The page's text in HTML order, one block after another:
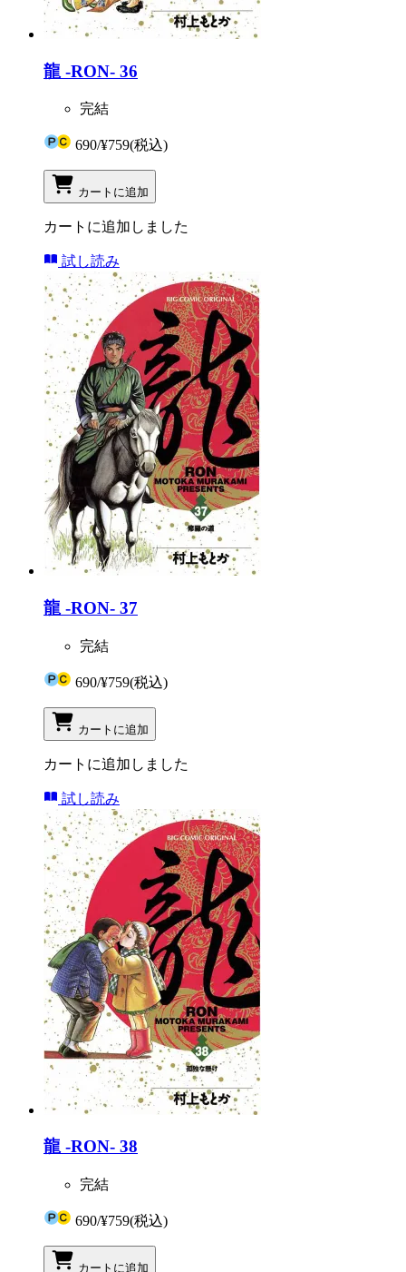
龍 -RON- 36
完結
690/¥759(税込)
カートに追加
カートに追加しました
試し読み
龍 -RON- 37
完結
690/¥759(税込)
カートに追加
カートに追加しました
試し読み
龍 -RON- 38
完結
690/¥759(税込)
カートに追加